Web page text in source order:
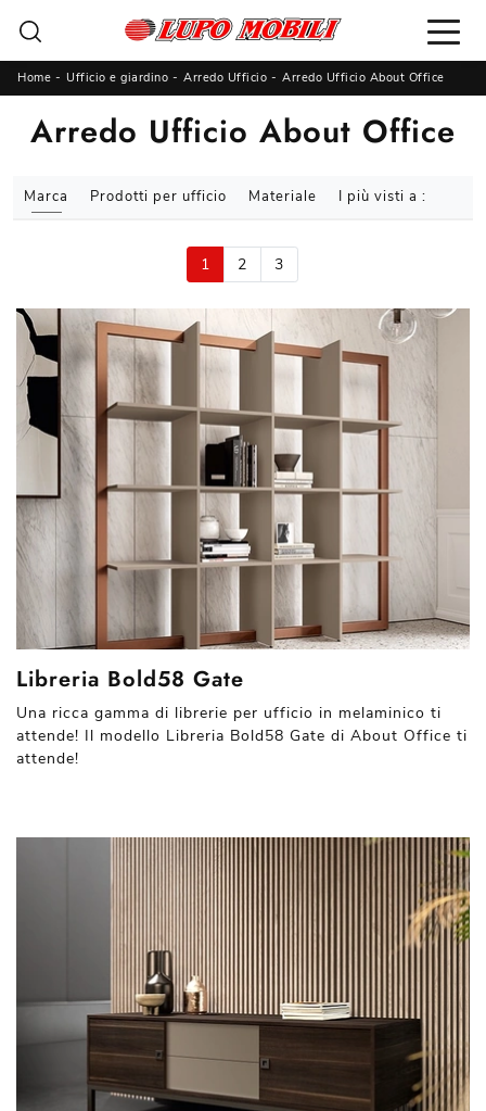
Home - Ufficio e giardino - Arredo Ufficio - Arredo Ufficio About Office
Arredo Ufficio About Office
Marca Prodotti per ufficio Materiale I più visti a :
1 2 3
Libreria Bold58 Gate
Una ricca gamma di librerie per ufficio in melaminico ti
attende! Il modello Libreria Bold58 Gate di About Office ti
attende!